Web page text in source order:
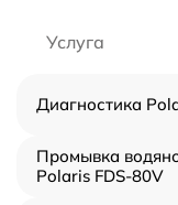
Услуга
Диагностика
Промывка
Polaris FDS-80V